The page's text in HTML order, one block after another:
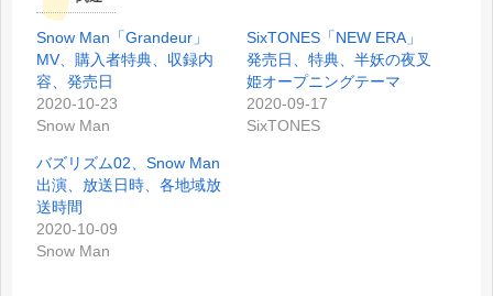
Snow Man「Grandeur」
MV、購入者特典、収録内
容、発売日
2020-10-23
Snow Man
SixTONES「NEW ERA」
発売日、特典、半妖の夜叉
姫オープニングテーマ
2020-09-17
SixTONES
バズリズム02、Snow Man
出演、放送日時、各地域放
送時間
2020-10-09
Snow Man